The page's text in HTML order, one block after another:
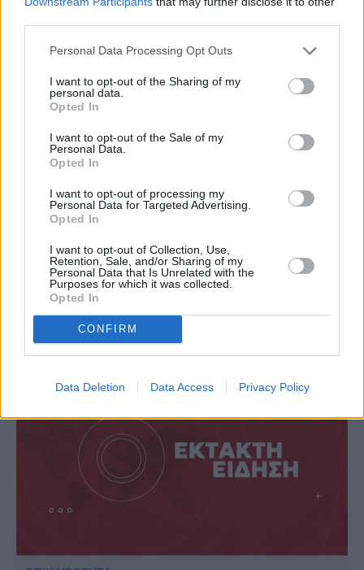
Personal Data Processing Opt Outs
I want to opt-out of the Sharing of my
personal data.
Opted In
I want to opt-out of the Sale of my
Personal Data.
Opted In
I want to opt-out of processing my
Personal Data for Targeted Advertising.
Opted In
I want to opt-out of Collection, Use,
Retention, Sale, and/or Sharing of my
Personal Data that Is Unrelated with the
Purposes for which it was collected.
Opted In
CONFIRM
Data Deletion Data Access Privacy Policy
GOSSIP
Διακοπές στην Κεφαλονιά για τον
πρίγκιπα Ουίλιαμ, την Κέιτ Μίντλετον και
τα παιδιά τους